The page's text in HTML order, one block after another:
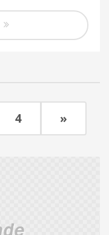
4 »